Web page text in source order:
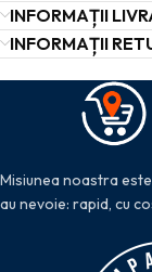
INFORMAȚII
INFORMAȚII
Misiunea noastra
au nevoie: rapid, cu